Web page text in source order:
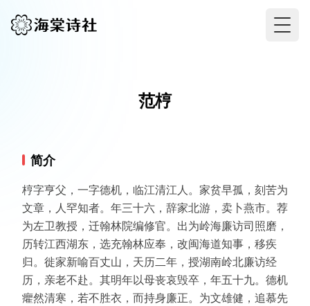
范梈
简介
梈字亨父，一字德机，临江清江人。家贫早孤，刻苦为
文章，人罕知者。年三十六，辞家北游，卖卜燕市。荐
为左卫教授，迁翰林院编修官。出为岭海廉访司照磨，
历转江西湖东，选充翰林应奉，改闽海道知事，移疾
归。徙家新喻百丈山，天历二年，授湖南岭北廉访经
历，亲老不赴。其明年以母丧哀毁卒，年五十九。德机
癯然清寒，若不胜衣，而持身廉正。为文雄健，追慕先